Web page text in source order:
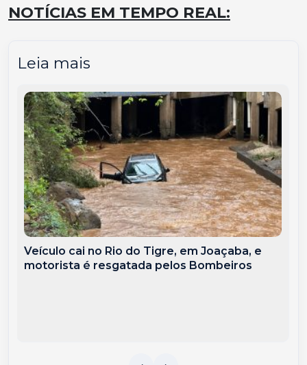
NOTÍCIAS EM TEMPO REAL:
Leia mais
Veículo cai no Rio do Tigre, em Joaçaba, e
motorista é resgatada pelos Bombeiros